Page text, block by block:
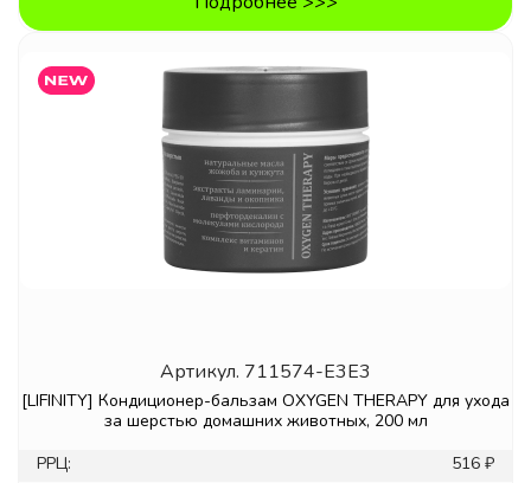
Артикул. 711574-E3E3
[LIFINITY] Кондиционер-бальзам OXYGEN THERAPY для ухода
за шерстью домашних животных, 200 мл
РРЦ:
516 ₽